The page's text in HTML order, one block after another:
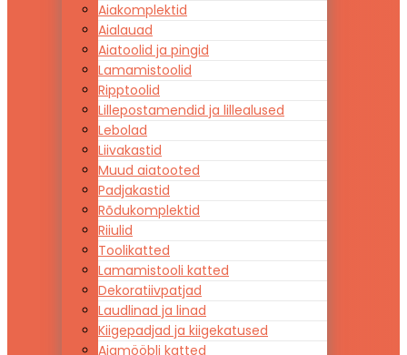
Aiakomplektid
Aialauad
Aiatoolid ja pingid
Lamamistoolid
Ripptoolid
Lillepostamendid ja lillealused
Lebolad
Liivakastid
Muud aiatooted
Padjakastid
Rõdukomplektid
Riiulid
Toolikatted
Lamamistooli katted
Dekoratiivpatjad
Laudlinad ja linad
Kiigepadjad ja kiigekatused
Aiamööbli katted